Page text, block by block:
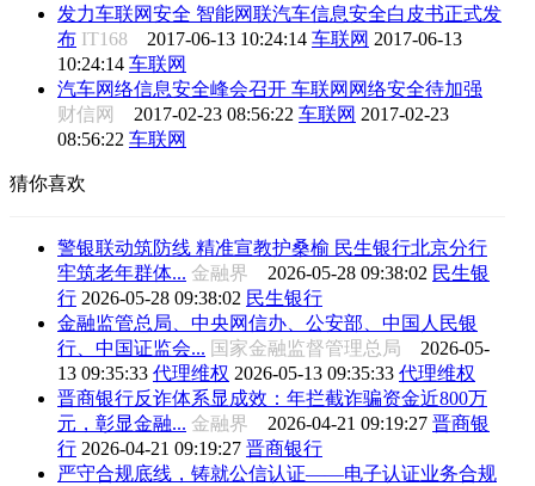
发力车联网安全 智能网联汽车信息安全白皮书正式发
布 IT168 2017-06-13 10:24:14 车联网 2017-06-13
10:24:14 车联网
汽车网络信息安全峰会召开 车联网网络安全待加强
财信网 2017-02-23 08:56:22 车联网 2017-02-23
08:56:22 车联网
猜你喜欢
警银联动筑防线 精准宣教护桑榆 民生银行北京分行
牢筑老年群体... 金融界 2026-05-28 09:38:02 民生银
行 2026-05-28 09:38:02 民生银行
金融监管总局、中央网信办、公安部、中国人民银
行、中国证监会... 国家金融监督管理总局 2026-05-
13 09:35:33 代理维权 2026-05-13 09:35:33 代理维权
晋商银行反诈体系显成效：年拦截诈骗资金近800万
元，彰显金融... 金融界 2026-04-21 09:19:27 晋商银
行 2026-04-21 09:19:27 晋商银行
严守合规底线，铸就公信认证——电子认证业务合规